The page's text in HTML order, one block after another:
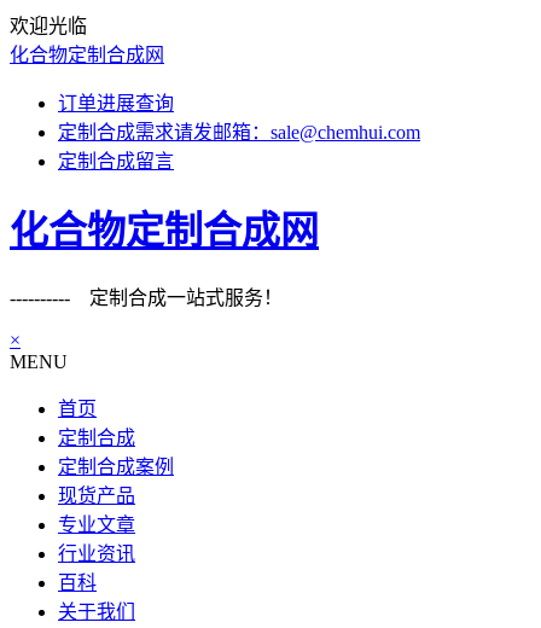
欢迎光临
化合物定制合成网
订单进展查询
定制合成需求请发邮箱：sale@chemhui.com
定制合成留言
化合物定制合成网
---------- 定制合成一站式服务！
×
MENU
首页
定制合成
定制合成案例
现货产品
专业文章
行业资讯
百科
关于我们